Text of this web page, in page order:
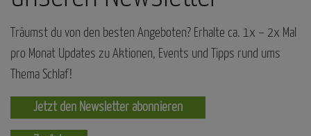
Träumst du von den besten Angeboten? Erhalte ca. 1x – 2x Mal
pro Monat Updates zu Aktionen, Events und Tipps rund ums
Thema Schlaf!
Jetzt den Newsletter abonnieren